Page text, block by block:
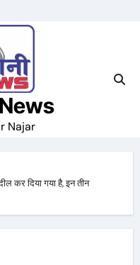
Najar
कर दिया गया है, इन तीन